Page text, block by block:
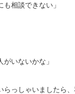
も相談できない」
がいないかな」
らっしゃいましたら